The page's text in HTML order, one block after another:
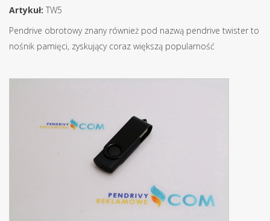
Artykuł: TW5
Pendrive obrotowy znany również pod nazwą pendrive twister to
nośnik pamięci, zyskujący coraz większą popularność